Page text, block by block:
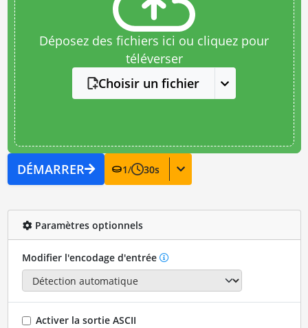
Déposez des fichiers ici ou cliquez pour
téléverser
Choisir un fichier
DÉMARRER 1/ 30s
Paramètres optionnels
Modifier l'encodage d'entrée
Activer la sortie ASCII